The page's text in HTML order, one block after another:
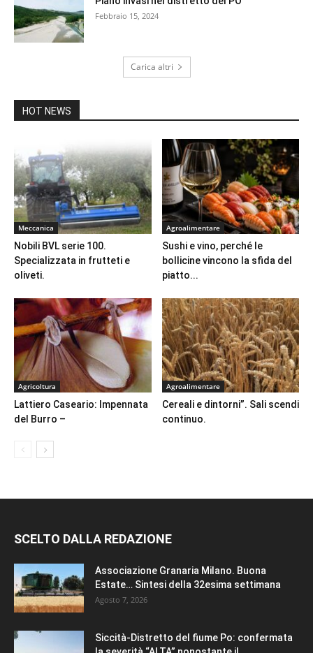
Febbraio 15, 2024
Carica altri
HOT NEWS
Meccanica
Nobili BVL serie 100.
Specializzata in frutteti e
oliveti.
Agroalimentare
Sushi e vino, perché le
bollicine vincono la sfida del
piatto...
Agricoltura
Lattiero Caseario: Impennata
del Burro –
Agroalimentare
Cereali e dintorni”. Sali scendi
continuo.
SCELTO DALLA REDAZIONE
Associazione Granaria Milano. Buona
Estate… Sintesi della 32esima settimana
Agosto 7, 2026
Siccità-Distretto del fiume Po: confermata